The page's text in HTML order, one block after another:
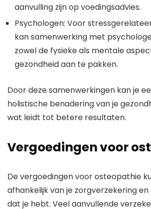
aanvulling zijn op voedingsadvies.
Psychologen: Voor
kan samenwerking met
zowel de fysieke als mentale
gezondheid aan te pakken.
Door deze samenwerkingen kan je
holistische benadering van je
wat leidt tot betere resultaten.
Vergoedingen voor
De vergoedingen voor osteopathie
afhankelijk van je zorgverzekering
dat je hebt. Veel aanvullende